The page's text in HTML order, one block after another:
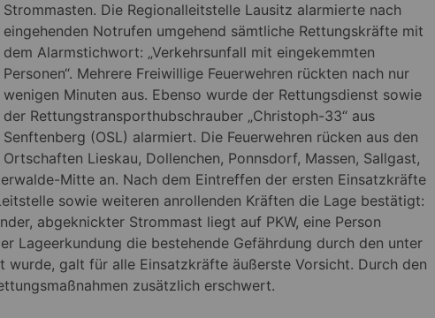
Strommasten. Die Regionalleitstelle Lausitz alarmierte nach
eingehenden Notrufen umgehend sämtliche Rettungskräfte mit
dem Alarmstichwort: „Verkehrsunfall mit eingekemmten
Personen“. Mehrere Freiwillige Feuerwehren rückten nach nur
wenigen Minuten aus. Ebenso wurde der Rettungsdienst sowie
der Rettungstransporthubschrauber „Christoph-33“ aus
Senftenberg (OSL) alarmiert. Die Feuerwehren rücken aus den
Ortschaften Lieskau, Dollenchen, Ponnsdorf, Massen, Sallgast,
Mitte an. Nach dem Eintreffen der ersten Einsatzkräfte
sowie weiteren anrollenden Kräften die Lage bestätigt:
abgeknickter Strommast liegt auf PKW, eine Person
Lageerkundung die bestehende Gefährdung durch den unter
wurde, galt für alle Einsatzkräfte äußerste Vorsicht. Durch den
zusätzlich erschwert.